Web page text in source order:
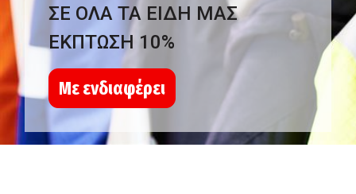
ΣΕ ΟΛΑ ΤΑ ΕΙΔΗ ΜΑΣ
ΕΚΠΤΩΣΗ 10%
Με ενδιαφέρει